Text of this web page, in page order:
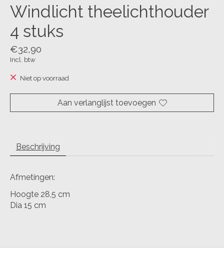
Windlicht theelichthouder
4 stuks
€32,90
Incl. btw
Niet op voorraad
Aan verlanglijst toevoegen
Beschrijving
Afmetingen:
Hoogte 28,5 cm
Dia 15 cm